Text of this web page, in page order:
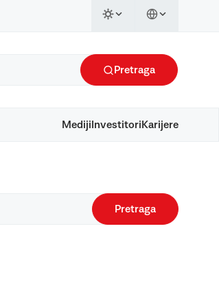
Pretraga
Mediji Investitori Karijere
Pretraga